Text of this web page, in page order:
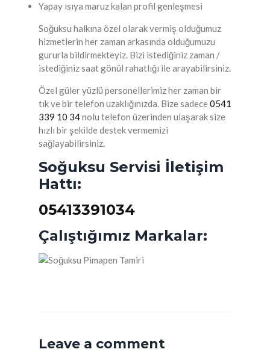
Yapay ısıya maruz kalan profil genleşmesi
Soğuksu halkına özel olarak vermiş olduğumuz
hizmetlerin her zaman arkasında olduğumuzu
gururla bildirmekteyiz. Bizi istediğiniz zaman /
istediğiniz saat gönül rahatlığı ile arayabilirsiniz.
Özel güler yüzlü personellerimiz her zaman bir
tık ve bir telefon uzaklığınızda. Bize sadece0541
339 10 34nolu telefon üzerinden ulaşarak size
hızlı bir şekilde destek vermemizi
sağlayabilirsiniz.
Soğuksu Servisi İletişim
Hattı:
05413391034
Çalıştığımız Markalar:
Leave a comment